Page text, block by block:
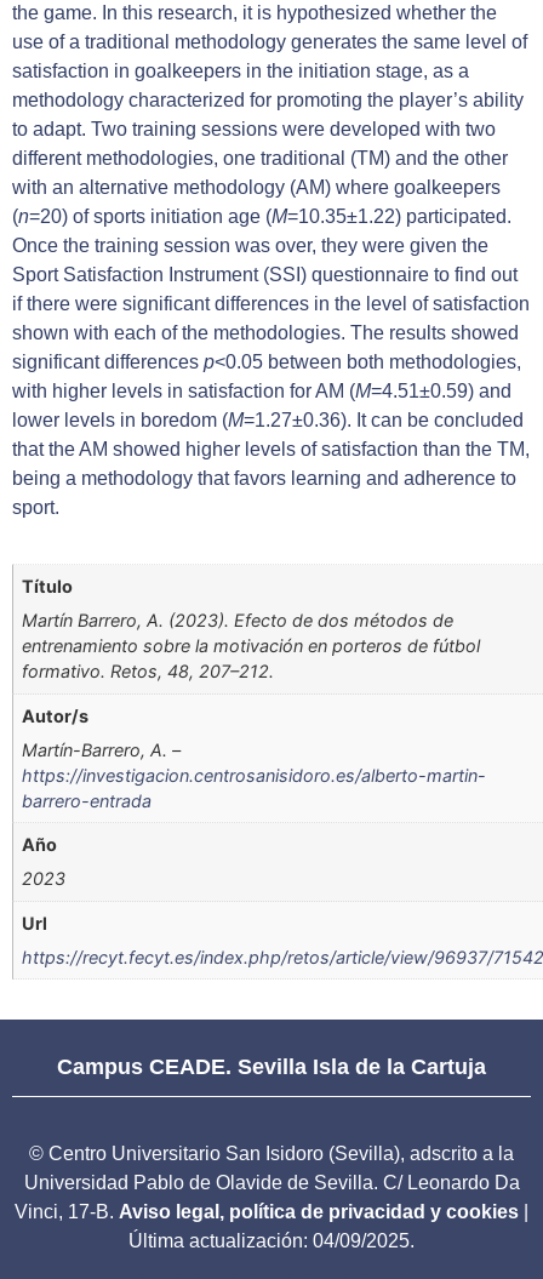
the game. In this research, it is hypothesized whether the
use of a traditional methodology generates the same level of
satisfaction in goalkeepers in the initiation stage, as a
methodology characterized for promoting the player’s ability
to adapt. Two training sessions were developed with two
different methodologies, one traditional (TM) and the other
with an alternative methodology (AM) where goalkeepers
(n=20) of sports initiation age (M=10.35±1.22) participated.
Once the training session was over, they were given the
Sport Satisfaction Instrument (SSI) questionnaire to find out
if there were significant differences in the level of satisfaction
shown with each of the methodologies. The results showed
significant differences p<0.05 between both methodologies,
with higher levels in satisfaction for AM (M=4.51±0.59) and
lower levels in boredom (M=1.27±0.36). It can be concluded
that the AM showed higher levels of satisfaction than the TM,
being a methodology that favors learning and adherence to
sport.
Título
Martín Barrero, A. (2023). Efecto de dos métodos de
entrenamiento sobre la motivación en porteros de fútbol
formativo. Retos, 48, 207–212.
Autor/s
Martín-Barrero, A. –
https://investigacion.centrosanisidoro.es/alberto-martin-
barrero-entrada
Año
2023
Url
https://recyt.fecyt.es/index.php/retos/article/view/96937/
Campus CEADE. Sevilla Isla de la Cartuja
© Centro Universitario San Isidoro (Sevilla), adscrito a la
Universidad Pablo de Olavide de Sevilla. C/ Leonardo Da
Vinci, 17-B. Aviso legal, política de privacidad y cookies
Última actualización: 04/09/2025.